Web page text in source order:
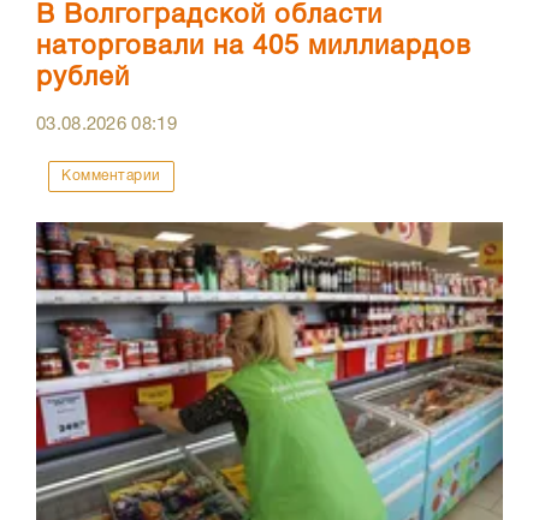
В Волгоградской области
наторговали на 405 миллиардов
рублей
03.08.202608:19
Комментарии